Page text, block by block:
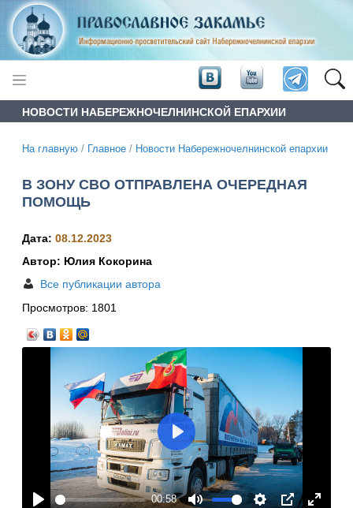
НОВОСТИ НАБЕРЕЖНОЧЕЛНИНСКОЙ ЕПАРХИИ
На главную / Главное / Новости Набережночелнинской епархии
В ЗОНУ СВО ОТПРАВЛЕНА ОЧЕРЕДНАЯ
ПОМОЩЬ
00:58
Play
Дата: 08.12.2023
Автор: Юлия Кокорина
Все публикации автора
Просмотров: 1801